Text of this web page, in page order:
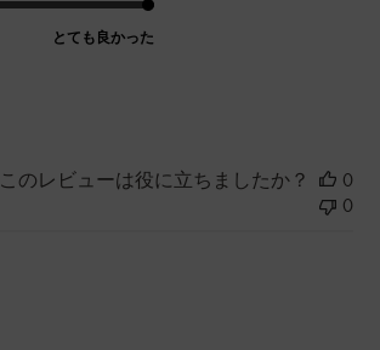
とても良かった
このレビューは役に立ちましたか？
0
0